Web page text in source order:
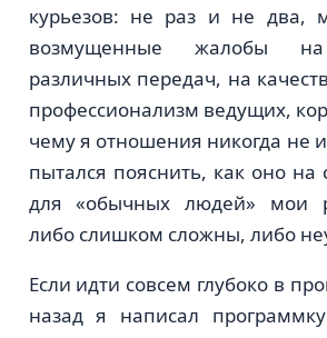
курьезов: не раз и не два,
возмущенные жалобы на
различных передач, на
профессионализм ведущих,
чему я отношения никогда не
пытался пояснить, как оно
для «обычных людей» мои
либо слишком сложны, либо
Если идти совсем глубоко в
назад я написал